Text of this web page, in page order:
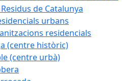
de Catalunya
urbans
residencials
(centre històric)
(centre urbà)